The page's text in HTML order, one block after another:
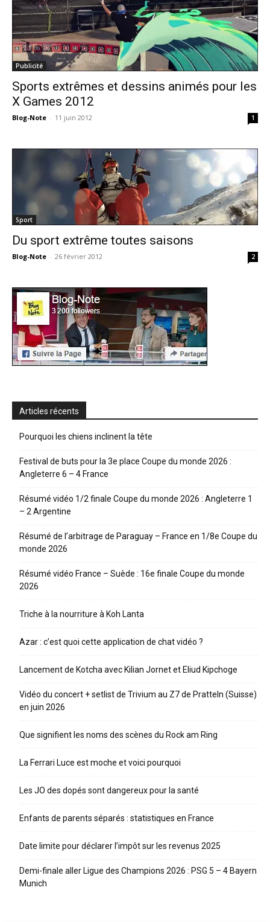
Publicité
Sports extrêmes et dessins animés pour les
X Games 2012
Blog-Note - 11 juin 2012 1
Sport
Du sport extrême toutes saisons
Blog-Note - 26 février 2012 2
Articles récents
Pourquoi les chiens inclinent la tête
Festival de buts pour la 3e place Coupe du monde 2026 :
Angleterre 6 – 4 France
Résumé vidéo 1/2 finale Coupe du monde 2026 : Angleterre 1
– 2 Argentine
Résumé de l’arbitrage de Paraguay – France en 1/8e Coupe du
monde 2026
Résumé vidéo France – Suède : 16e finale Coupe du monde
2026
Triche à la nourriture à Koh Lanta
Azar : c’est quoi cette application de chat vidéo ?
Lancement de Kotcha avec Kilian Jornet et Eliud Kipchoge
Vidéo du concert + setlist de Trivium au Z7 de Pratteln (Suisse)
en juin 2026
Que signifient les noms des scènes du Rock am Ring
La Ferrari Luce est moche et voici pourquoi
Les JO des dopés sont dangereux pour la santé
Enfants de parents séparés : statistiques en France
Date limite pour déclarer l’impôt sur les revenus 2025
Demi-finale aller Ligue des Champions 2026 : PSG 5 – 4 Bayern
Munich